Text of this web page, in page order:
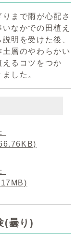
まで雨が心配さ
なかでの田植え
明を受けた後、
層のやわらかい
るコツをつか
した。
(曇り)